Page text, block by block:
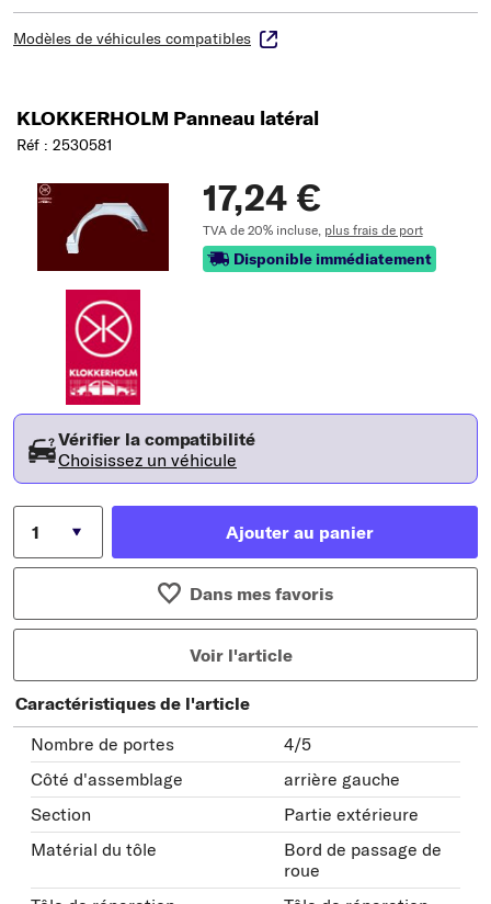
Modèles de véhicules compatibles
KLOKKERHOLM Panneau latéral
Réf : 2530581
17,24 €
TVA de 20% incluse, plus frais de port
Disponible immédiatement
Vérifier la compatibilité
Choisissez un véhicule
Ajouter au panier
Dans mes favoris
Voir l'article
Caractéristiques de l'article
Nombre de portes
4/5
Côté d'assemblage
arrière gauche
Section
Partie extérieure
Matérial du tôle
Bord de passage de
roue